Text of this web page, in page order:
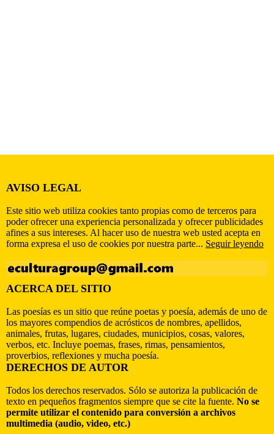
AVISO LEGAL
Este sitio web utiliza cookies tanto propias como de terceros para
poder ofrecer una experiencia personalizada y ofrecer publicidades
afines a sus intereses. Al hacer uso de nuestra web usted acepta en
forma expresa el uso de cookies por nuestra parte... Seguir leyendo
ACERCA DEL SITIO
Las poesías es un sitio que reúne poetas y poesía, además de uno de
los mayores compendios de acrósticos de nombres, apellidos,
animales, frutas, lugares, ciudades, municipios, cosas, valores,
verbos, etc. Incluye poemas, frases, rimas, pensamientos,
proverbios, reflexiones y mucha poesía.
DERECHOS DE AUTOR
Todos los derechos reservados. Sólo se autoriza la publicación de
texto en pequeños fragmentos siempre que se cite la fuente. No se
permite utilizar el contenido para conversión a archivos
multimedia (audio, video, etc.)